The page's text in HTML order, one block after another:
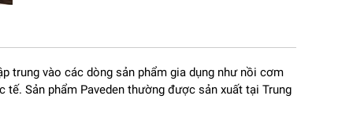
trung vào các dòng sản phẩm gia dụng như nồi cơm
Sản phẩm Paveden thường được sản xuất tại Trung